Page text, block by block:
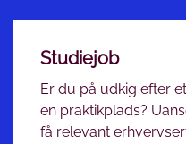
Studiejob
Er du på udkig efter
en praktikplads?
få relevant